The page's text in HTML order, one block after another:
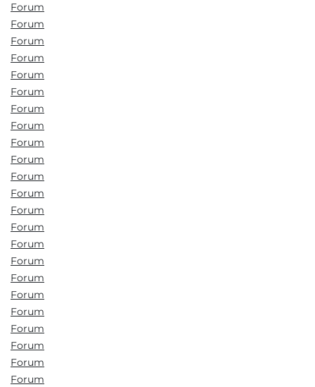
Forum
Forum
Forum
Forum
Forum
Forum
Forum
Forum
Forum
Forum
Forum
Forum
Forum
Forum
Forum
Forum
Forum
Forum
Forum
Forum
Forum
Forum
Forum